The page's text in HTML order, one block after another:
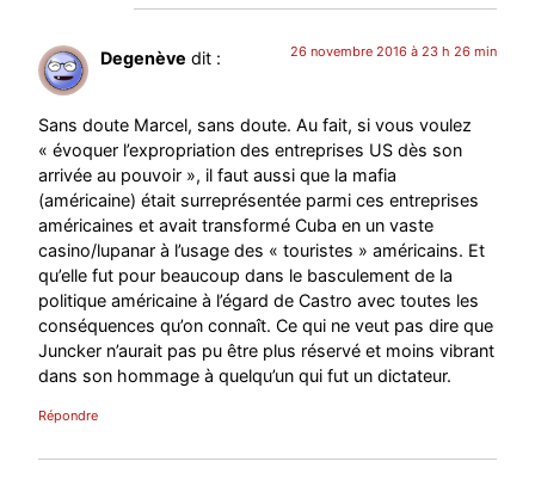
Degenève dit : 26 novembre 2016 à 23 h 26 min
Sans doute Marcel, sans doute. Au fait, si vous voulez
« évoquer l’expropriation des entreprises US dès son
arrivée au pouvoir », il faut aussi que la mafia
(américaine) était surreprésentée parmi ces entreprises
américaines et avait transformé Cuba en un vaste
casino/lupanar à l’usage des « touristes » américains. Et
qu’elle fut pour beaucoup dans le basculement de la
politique américaine à l’égard de Castro avec toutes les
conséquences qu’on connaît. Ce qui ne veut pas dire que
Juncker n’aurait pas pu être plus réservé et moins vibrant
dans son hommage à quelqu’un qui fut un dictateur.
Répondre